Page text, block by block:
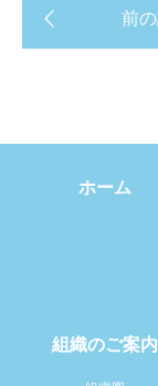
ホーム
組織のご案内